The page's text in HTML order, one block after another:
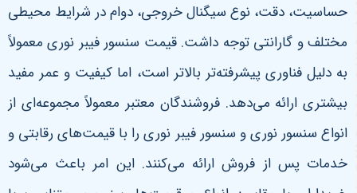
حساسیت، دقت، نوع سیگنال خروجی، دوام در شرایط محیطی
مختلف و گارانتی توجه داشت. قیمت سنسور فیبر نوری معمولاً
به دلیل فناوری پیشرفته‌تر بالاتر است، اما کیفیت و عمر مفید
بیشتری ارائه می‌دهد. فروشندگان معتبر معمولاً مجموعه‌ای از
انواع سنسور نوری و سنسور فیبر نوری را با قیمت‌های رقابتی و
خدمات پس از فروش ارائه می‌کنند. این امر باعث می‌شود